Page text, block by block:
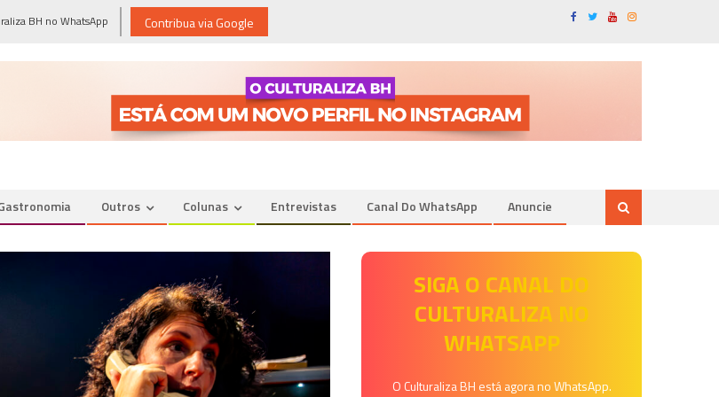
BH no WhatsApp Contribua via Google
Outros Colunas Entrevistas Canal Do WhatsApp Anuncie
SIGA O CANAL DO
CULTURALIZA NO
WHATSAPP
O Culturaliza BH está agora no WhatsApp.